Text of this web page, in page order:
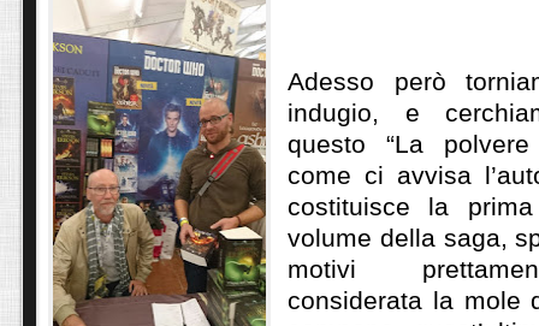
Adesso però
indugio, e
questo “La
come ci avvisa
costituisce la prima
volume della saga,
motivi
considerata la mole